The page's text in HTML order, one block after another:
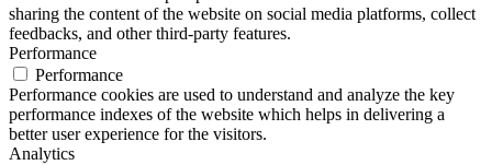
sharing the content of the website on social media platforms, collect
feedbacks, and other third-party features.
Performance
Performance
Performance cookies are used to understand and analyze the key
performance indexes of the website which helps in delivering a
better user experience for the visitors.
Analytics